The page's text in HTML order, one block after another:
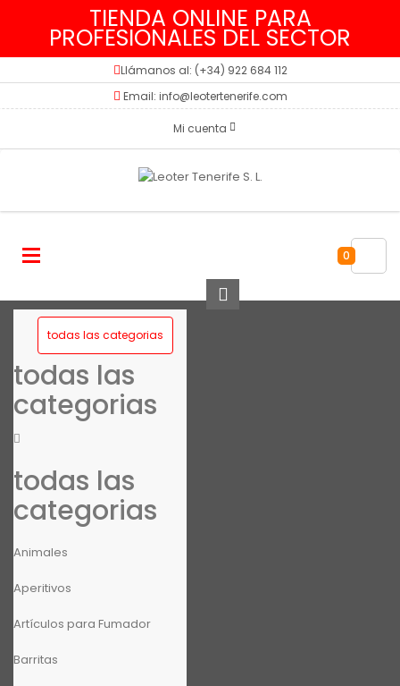
TIENDA ONLINE PARA
PROFESIONALES DEL SECTOR
Llámanos al: (+34) 922 684 112
Email: info@leotertenerife.com
Mi cuenta
0
todas las categorias
todas las
categorias
todas las
categorias
Animales
Aperitivos
Artículos para Fumador
Barritas